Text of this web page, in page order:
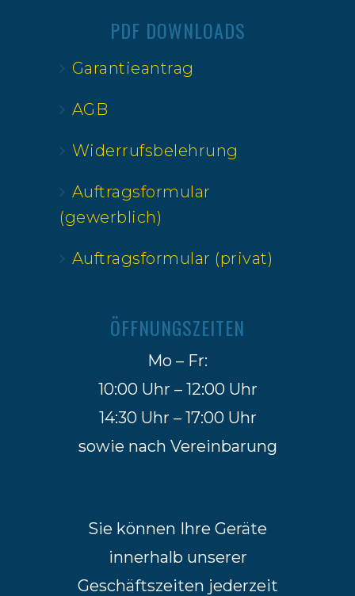
PDF DOWNLOADS
Garantieantrag
AGB
Widerrufsbelehrung
Auftragsformular
(gewerblich)
Auftragsformular (privat)
ÖFFNUNGSZEITEN
Mo – Fr:
10:00 Uhr – 12:00 Uhr
14:30 Uhr – 17:00 Uhr
sowie nach Vereinbarung
Sie können Ihre Geräte
innerhalb unserer
Geschäftszeiten jederzeit